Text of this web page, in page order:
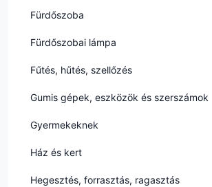
Fürdőszoba
Fürdőszobai lámpa
Fűtés, hűtés, szellőzés
Gumis gépek, eszközök és szerszámok
Gyermekeknek
Ház és kert
Hegesztés, forrasztás, ragasztás